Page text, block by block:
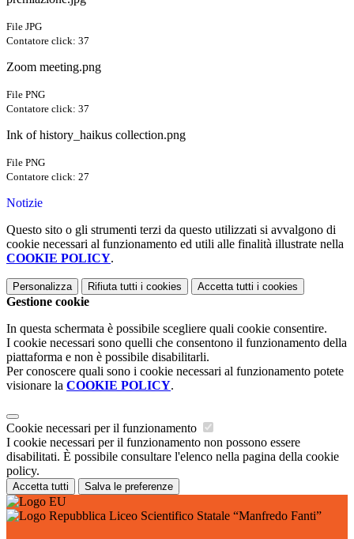
File JPG
Contatore click: 37
Zoom meeting.png
File PNG
Contatore click: 37
Ink of history_haikus collection.png
File PNG
Contatore click: 27
Notizie
Questo sito o gli strumenti terzi da questo utilizzati si avvalgono di
cookie necessari al funzionamento ed utili alle finalità illustrate nella
COOKIE POLICY.
Personalizza Rifiuta tutti i cookies Accetta tutti i cookies
Gestione cookie
In questa schermata è possibile scegliere quali cookie consentire.
I cookie necessari sono quelli che consentono il funzionamento della
piattaforma e non è possibile disabilitarli.
Per conoscere quali sono i cookie necessari al funzionamento potete
visionare la COOKIE POLICY.
Cookie necessari per il funzionamento
I cookie necessari per il funzionamento non possono essere
disabilitati. È possibile consultare l'elenco nella pagina della cookie
policy.
Accetta tutti Salva le preferenze
Liceo Scientifico Statale “Manfredo Fanti”